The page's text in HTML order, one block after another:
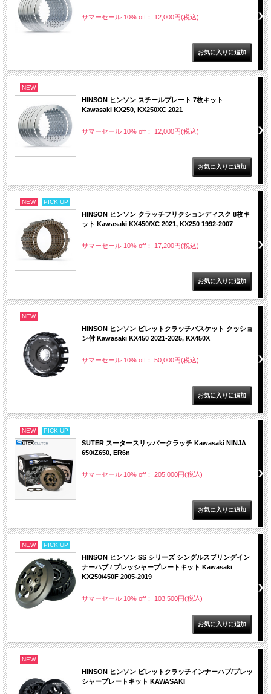
サマーセール 10% off： 12,000円(税込)
NEW
HINSON ヒンソン スチールプレート 7枚キット
Kawasaki KX250, KX250XC 2021
サマーセール 10% off： 12,000円(税込)
NEW PICK UP
HINSON ヒンソン クラッチフリクションディスク 8枚キ
ット Kawasaki KX450/XC 2021, KX250 1992-2007
サマーセール 10% off： 17,200円(税込)
NEW
HINSON ヒンソン ビレットクラッチバスケット クッショ
ン付 Kawasaki KX450 2021-2025, KX450X
サマーセール 10% off： 50,000円(税込)
NEW PICK UP
SUTER スータースリッパークラッチ Kawasaki NINJA
650/Z650, ER6n
サマーセール 10% off： 205,000円(税込)
NEW PICK UP
HINSON ヒンソン SS シリーズ シングルスプリングイン
ナーハブ / プレッシャープレートキット Kawasaki
KX250/450F 2005-2019
サマーセール 10% off： 103,500円(税込)
NEW
HINSON ヒンソン ビレットクラッチインナーハブ/プレッ
シャープレートキット KAWASAKI